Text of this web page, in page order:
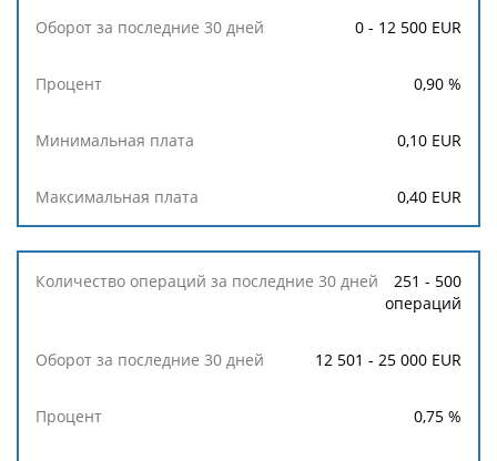
30
за
дней
Процент
плата
0 - 12 500 EUR
0,90 %
0,10 EUR
0,40 EUR
251 - 500
операций
12 501 - 25 000 EUR
0,75 %